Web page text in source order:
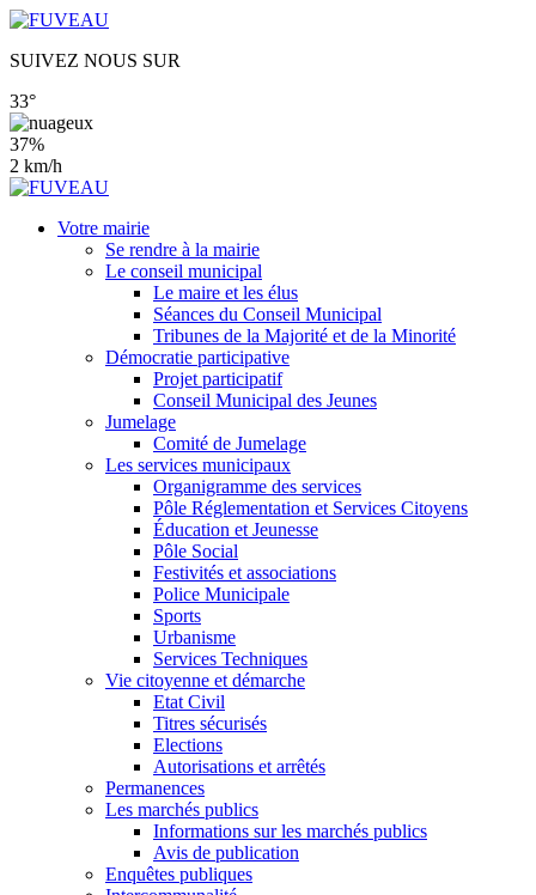
SUIVEZ NOUS SUR
33°
37%
2 km/h
Votre mairie
Se rendre à la mairie
Le conseil municipal
Le maire et les élus
Séances du Conseil Municipal
Tribunes de la Majorité et de la Minorité
Démocratie participative
Projet participatif
Conseil Municipal des Jeunes
Jumelage
Comité de Jumelage
Les services municipaux
Organigramme des services
Pôle Réglementation et Services Citoyens
Éducation et Jeunesse
Pôle Social
Festivités et associations
Police Municipale
Sports
Urbanisme
Services Techniques
Vie citoyenne et démarche
Etat Civil
Titres sécurisés
Elections
Autorisations et arrêtés
Permanences
Les marchés publics
Informations sur les marchés publics
Avis de publication
Enquêtes publiques